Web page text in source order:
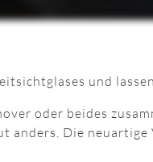
und
oder beides
anders. Die